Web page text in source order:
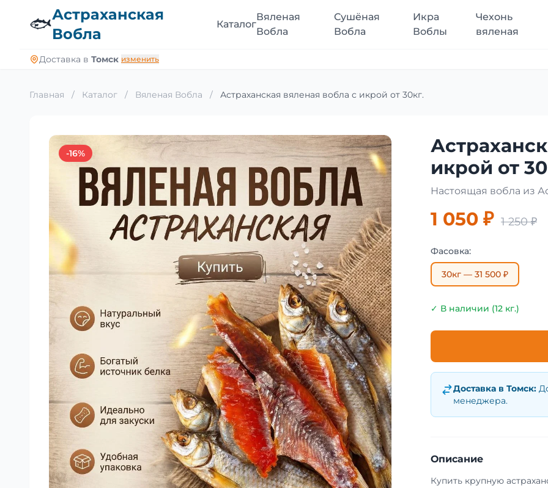
🐟Астраханская
Вобла
Каталог
Вяленая
Вобла
Сушёная
Вобла
Икра
Воблы
Чехонь
вяленая
Доставка в Томск изменить
Главная / Каталог / Вяленая Вобла / Астраханская вяленая вобла с икрой от 30кг.
-16%
икрой от
Настоящая вобла из
1 050 ₽ 1 250 ₽
Фасовка:
30кг — 31 500 ₽
✓ В наличии (12 кг.)
Доставка в Томск:
менеджера.
Описание
Купить крупную